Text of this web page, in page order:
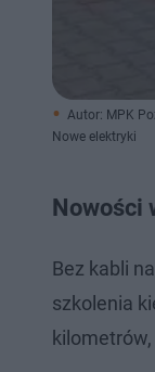
Autor: MPK
Nowe elektryki
Nowości
Bez kabli
szkolenia